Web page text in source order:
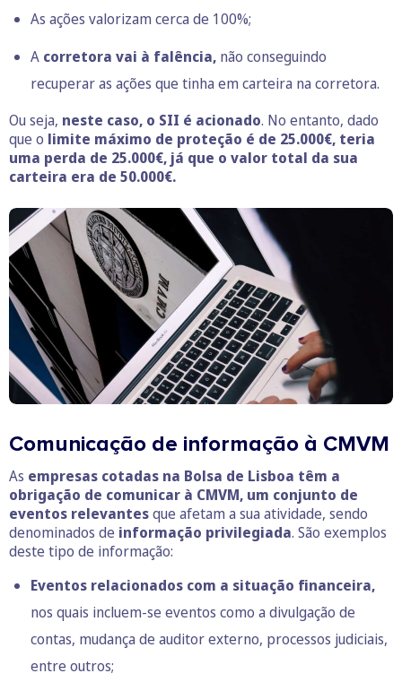
As ações valorizam cerca de 100%;
A corretora vai à falência, não conseguindo
recuperar as ações que tinha em carteira na corretora.
Ou seja, neste caso, o SII é acionado. No entanto, dado
que o limite máximo de proteção é de 25.000€, teria
uma perda de 25.000€, já que o valor total da sua
carteira era de 50.000€.
Comunicação de informação à CMVM
As empresas cotadas na Bolsa de Lisboa têm a
obrigação de comunicar à CMVM, um conjunto de
eventos relevantesque afetam a sua atividade, sendo
denominados de informação privilegiada. São exemplos
deste tipo de informação:
Eventos relacionados com a situação financeira,
nos quais incluem-se eventos como a divulgação de
contas, mudança de auditor externo, processos judiciais,
entre outros;